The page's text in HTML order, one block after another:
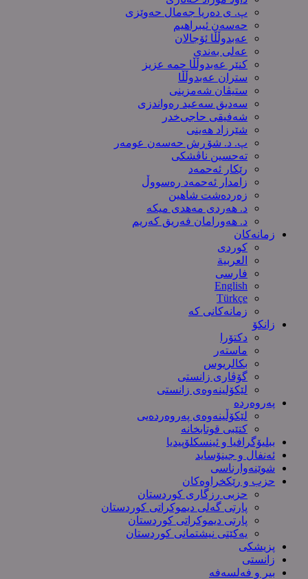
پ. ی دەریا جەمال حەوێزی
حەسەن ئیبراهیم
عەبدوڵڵا ئۆجالان
عەلی بەندی
کنێر عەبدوڵڵا حمە عزیز
ستران عەبدوڵڵا
ستیڤان شەمزینی
سەدیق سەعید رەواندزی
شه‌فیقی حاجی‌خدر
شێرزاد هەینی
پ. د. شۆڕش حەسەن عومەر
تەحسین ناڤشکی
رێکار ئەحمەد
زامدار ئەحمەد رەسووڵ
زه‌رده‌شت شاهین
د. هەردی مەهدی میکە
د. هەورامان فەریق كەریم
زمانەکان
کوردی
العربیة
فارسی
English
Türkçe
زمانەکانی کە
زانکۆ
دکتۆرا
ماستەر
بکالریوس
گۆڤاری زانستی
لێکۆلینەوەی زانستی
پەروەردە
لێکۆڵینەوەی پەروەردەیی
کتێبی قوتابخانە
ببلیۆگرافیا و ئینسکلۆپیدیا
ئەنفال و جینۆساید
شوێنەوارناسی
حزب و رێکخراوەکان
حزبی رزگاری کوردستان
پارتی گەلی دیموکراتی کوردستان
پارتی دیموکراتی کوردستان
یەکێتی نیشتمانی کوردستان
پزیشکی
زانستی
بیر و فەلسەفە